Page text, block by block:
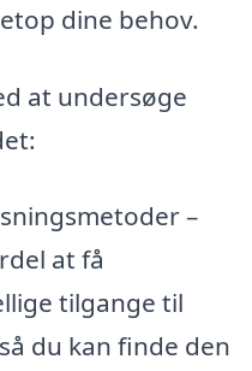
dine behov.
at undersøge
–
at få
tilgange til
du kan finde den